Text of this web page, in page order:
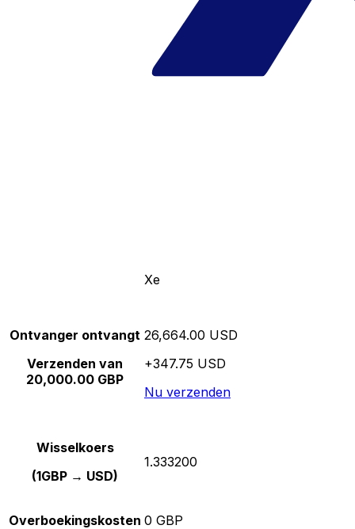
Xe
Ontvanger ontvangt
Verzenden van
20,000.00 GBP
26,664.00 USD
+347.75 USD
Nu verzenden
Wisselkoers
(1GBP → USD)
1.333200
Overboekingskosten 0 GBP